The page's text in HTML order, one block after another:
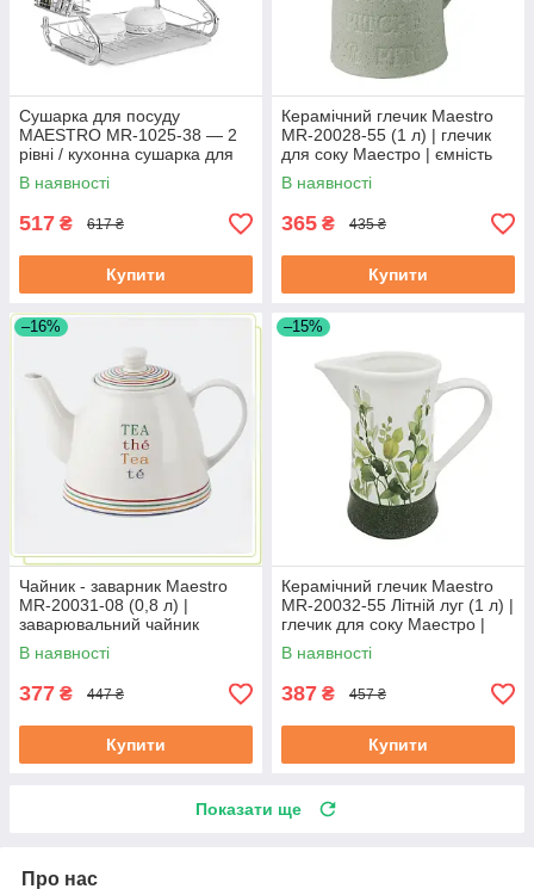
Сушарка для посуду
MAESTRO MR-1025-38 — 2
рівні / кухонна сушарка для
посуду Маестро
В наявності
517 ₴ 617 ₴
Купити
Керамічний глечик Maestro
MR-20028-55 (1 л) | глечик
для соку Маестро | ємність
для води Маестро
В наявності
365 ₴ 435 ₴
Купити
–16%
Чайник - заварник Maestro
MR-20031-08 (0,8 л) |
заварювальний чайник
Маестро | керамічний чайник
Маестро
В наявності
377 ₴ 447 ₴
Купити
–15%
Керамічний глечик Maestro
MR-20032-55 Літній луг (1 л) |
глечик для соку Маестро |
ємність для води Маестро
В наявності
387 ₴ 457 ₴
Купити
Показати ще
Про нас